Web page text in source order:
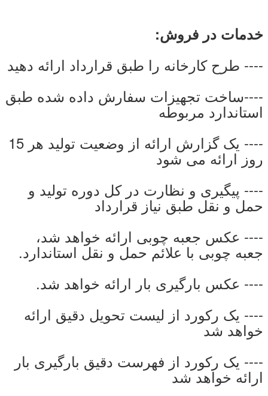
خدمات در فروش:
---- طرح کارخانه را طبق قرارداد ارائه دهید
----ساخت تجهیزات سفارش داده شده طبق
استاندارد مربوطه
---- یک گزارش ارائه از وضعیت تولید هر 15
روز ارائه می شود
---- پیگیری و نظارت در کل دوره تولید و
حمل و نقل طبق نیاز قرارداد
---- عکس جعبه چوبی ارائه خواهد شد،
جعبه چوبی با علائم حمل و نقل استاندارد.
---- عکس بارگیری بار ارائه خواهد شد.
---- یک رکورد از لیست تحویل دقیق ارائه
خواهد شد
---- یک رکورد از فهرست دقیق بارگیری بار
ارائه خواهد شد